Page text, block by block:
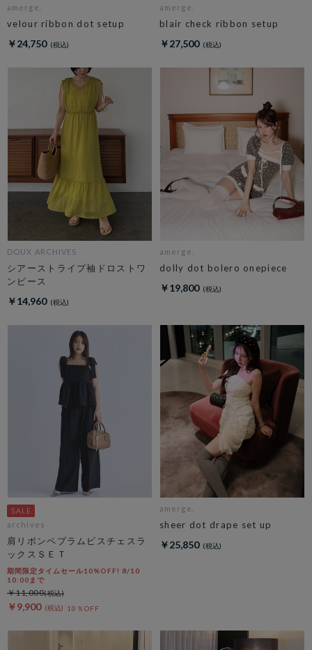
amerge.
velour ribbon dot setup
￥24,750
amerge.
blair check ribbon setup
￥27,500
DOUX ARCHIVES
シアーストライプ袖ドロストワ
ンピース
￥14,960
amerge.
dolly dot bolero onepiece
￥19,800
archives
肩リボンペプラムビスチェスラ
ックスＳＥＴ
期間限定タイムセール10%OFF! 8/10
10:00まで
￥9,900 10％OFF
￥11,000
amerge.
sheer dot drape set up
￥25,850